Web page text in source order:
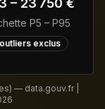
– 23 750 €
P5 – P95
exclus
— data.gouv.fr |